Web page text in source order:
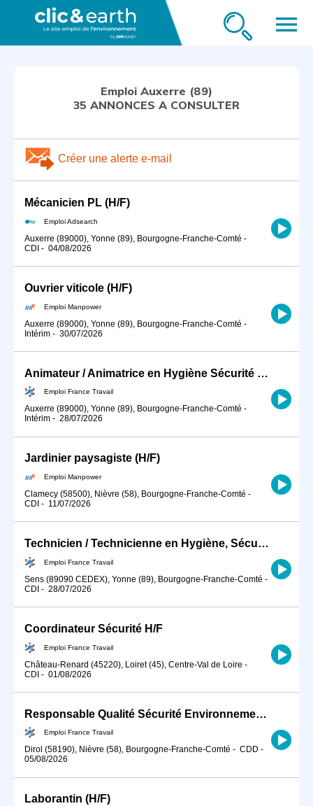
menu
Emploi Auxerre (89)
35 ANNONCES A CONSULTER
Créer une alerte e-mail
Mécanicien PL (H/F)
Emploi Adsearch
Auxerre (89000), Yonne (89), Bourgogne-Franche-Comté -
CDI - 04/08/2026
Ouvrier viticole (H/F)
Emploi Manpower
Auxerre (89000), Yonne (89), Bourgogne-Franche-Comté -
Intérim - 30/07/2026
Animateur / Animatrice en Hygiène Sécurité Environnement (HSE) (H/F)
Emploi France Travail
Auxerre (89000), Yonne (89), Bourgogne-Franche-Comté -
Intérim - 28/07/2026
Jardinier paysagiste (H/F)
Emploi Manpower
Clamecy (58500), Nièvre (58), Bourgogne-Franche-Comté -
CDI - 11/07/2026
Technicien / Technicienne en Hygiène, Sécurité, Environnement ind (H/F)
Emploi France Travail
Sens (89090 CEDEX), Yonne (89), Bourgogne-Franche-Comté -
CDI - 28/07/2026
Coordinateur Sécurité H/F
Emploi France Travail
Château-Renard (45220), Loiret (45), Centre-Val de Loire -
CDI - 01/08/2026
Responsable Qualité Sécurité Environnement -QSE- en industrie (H/F)
Emploi France Travail
Dirol (58190), Nièvre (58), Bourgogne-Franche-Comté - CDD -
05/08/2026
Laborantin (H/F)